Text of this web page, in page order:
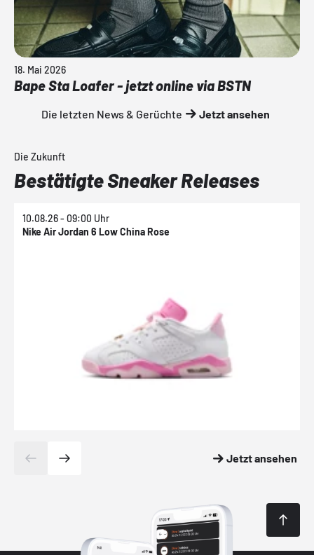
18. Mai 2026
Bape Sta Loafer - jetzt online via BSTN
Die letzten News & Gerüchte Jetzt ansehen
Die Zukunft
Bestätigte Sneaker Releases
10.08.26 - 09:00 Uhr
Nike Air Jordan 6 Low China Rose
Jetzt ansehen